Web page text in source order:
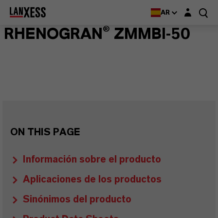
AR Login layer
RHENOGRAN® ZMMBI-50
ON THIS PAGE
Información sobre el producto
Aplicaciones de los productos
Sinónimos del producto